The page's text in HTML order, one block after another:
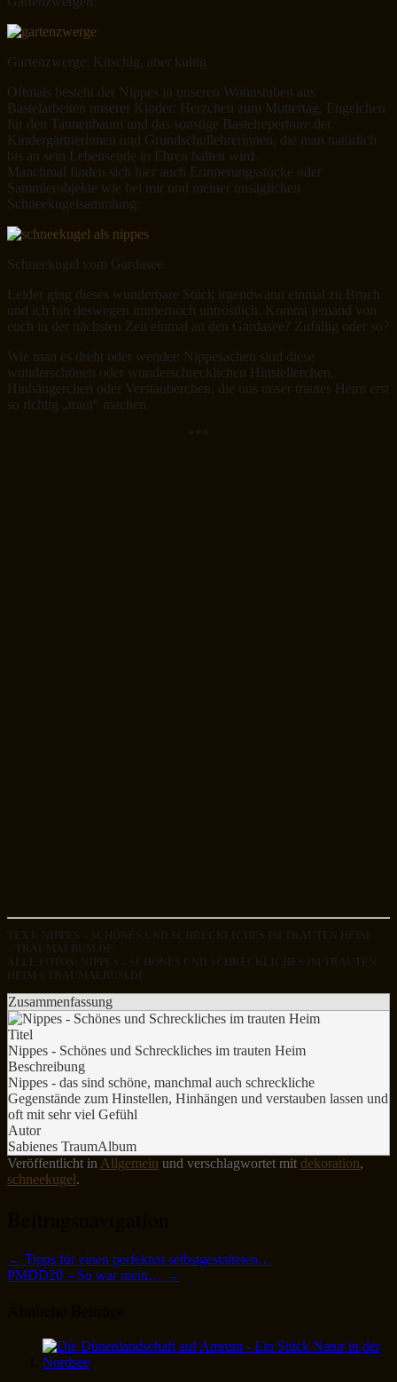
Gartenzwerge: Kitschig, aber kultig
Oftmals besteht der Nippes in unseren Wohnstuben aus
Bastelarbeiten unserer Kinder: Herzchen zum Muttertag, Engelchen
für den Tannenbaum und das sonstige Bastelrepertoire der
Kindergärtnerinnen und Grundschullehrerinnen, die man natürlich
bis an sein Lebensende in Ehren halten wird.
Manchmal finden sich hier auch Erinnerungsstücke oder
Sammlerobjekte wie bei mir und meiner unsäglichen
Schneekugelsammlung:
Schneekugel vom Gardasee
Leider ging dieses wunderbare Stück irgendwann einmal zu Bruch
und ich bin deswegen immernoch untröstlich. Kommt jemand von
euch in der nächsten Zeit einmal an den Gardasee? Zufällig oder so?
Wie man es dreht oder wendet: Nippesachen sind diese
wunderschönen oder wunderschrecklichen Hinstellerchen,
Hinhängerchen oder Verstauberchen, die uns unser trautes Heim erst
so richtig „traut“ machen.
***
TEXT: NIPPES – SCHÖNES UND SCHRECKLICHES IM TRAUTEN HEIM
©TRAUMALBUM.DE
ALLE FOTOS: NIPPES – SCHÖNES UND SCHRECKLICHES IM TRAUTEN
HEIM ©TRAUMALBUM.DE
Zusammenfassung
Titel
Nippes - Schönes und Schreckliches im trauten Heim
Beschreibung
Nippes - das sind schöne, manchmal auch schreckliche
Gegenstände zum Hinstellen, Hinhängen und verstauben lassen und
oft mit sehr viel Gefühl
Autor
Sabienes TraumAlbum
Veröffentlicht in Allgemein und verschlagwortet mit dekoration,
schneekugel.
← Tipps für einen perfekten selbstgestalteten…
PMDD20 – So war mein… →